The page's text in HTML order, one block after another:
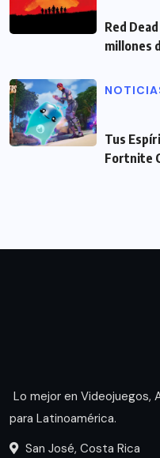
Red
millones
Tus
Fortnite
Lo mejor en Videojuegos,
para Latinoamérica.
San José, Costa Rica